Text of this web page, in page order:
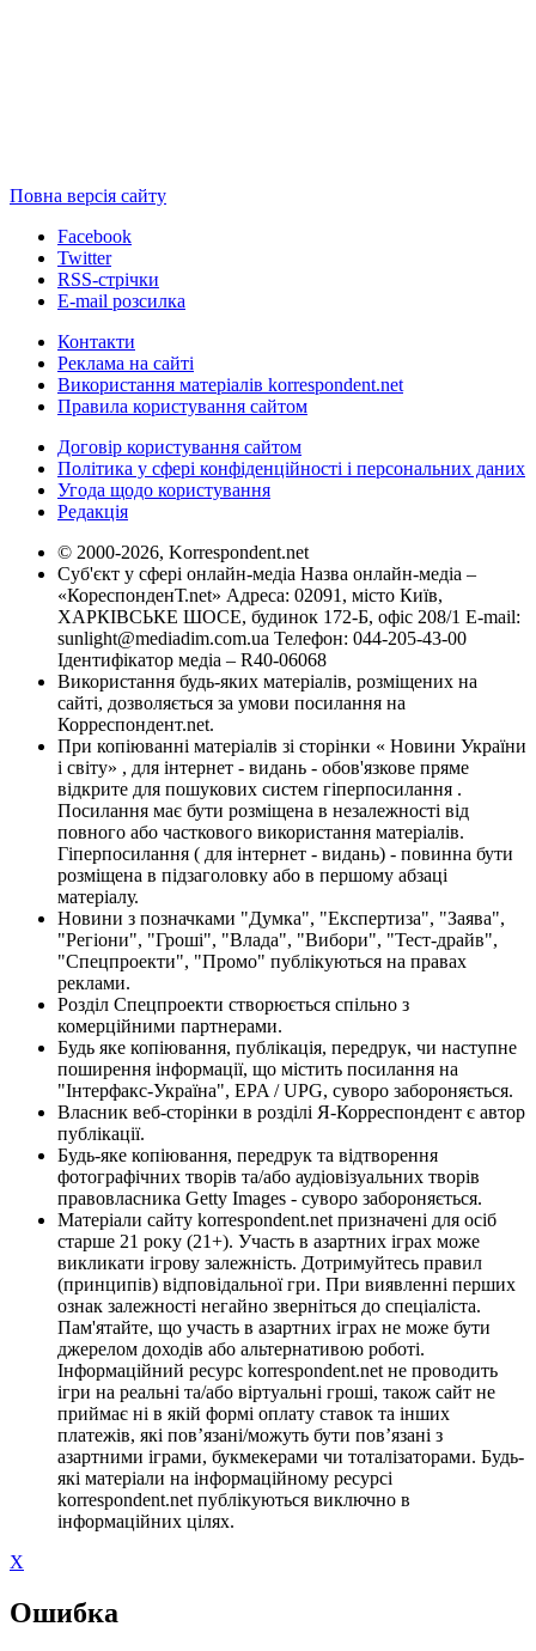
Повна версія сайту
Facebook
Twitter
RSS-стрічки
E-mail розсилка
Контакти
Реклама на сайті
Використання матеріалів korrespondent.net
Правила користування сайтом
Договір користування сайтом
Політика у сфері конфіденційності і персональних даних
Угода щодо користування
Редакція
© 2000-2026, Korrespondent.net
Суб'єкт у сфері онлайн-медіа Назва онлайн-медіа –
«КореспонденТ.net» Адреса: 02091, місто Київ,
ХАРКІВСЬКЕ ШОСЕ, будинок 172-Б, офіс 208/1 E-mail:
sunlight@mediadim.com.ua Телефон: 044-205-43-00
Ідентифікатор медіа – R40-06068
Використання будь-яких матеріалів, розміщених на
сайті, дозволяється за умови посилання на
Корреспондент.net.
При копіюванні матеріалів зі сторінки « Новини України
і світу» , для інтернет - видань - обов'язкове пряме
відкрите для пошукових систем гіперпосилання .
Посилання має бути розміщена в незалежності від
повного або часткового використання матеріалів.
Гіперпосилання ( для інтернет - видань) - повинна бути
розміщена в підзаголовку або в першому абзаці
матеріалу.
Новини з позначками "Думка", "Експертиза", "Заява",
"Регіони", "Гроші", "Влада", "Вибори", "Тест-драйв",
"Спецпроекти", "Промо" публікуються на правах
реклами.
Розділ Спецпроекти створюється спільно з
комерційними партнерами.
Будь яке копіювання, публікація, передрук, чи наступне
поширення інформації, що містить посилання на
"Інтерфакс-Україна", EPA / UPG, суворо забороняється.
Власник веб-сторінки в розділі Я-Корреспондент є автор
публікації.
Будь-яке копіювання, передрук та відтворення
фотографічних творів та/або аудіовізуальних творів
правовласника Getty Images - суворо забороняється.
Матеріали сайту korrespondent.net призначені для осіб
старше 21 року (21+). Участь в азартних іграх може
викликати ігрову залежність. Дотримуйтесь правил
(принципів) відповідальної гри. При виявленні перших
ознак залежності негайно зверніться до спеціаліста.
Пам'ятайте, що участь в азартних іграх не може бути
джерелом доходів або альтернативою роботі.
Інформаційний ресурс korrespondent.net не проводить
ігри на реальні та/або віртуальні гроші, також сайт не
приймає ні в якій формі оплату ставок та інших
платежів, які пов’язані/можуть бути пов’язані з
азартними іграми, букмекерами чи тоталізаторами. Будь-
які матеріали на інформаційному ресурсі
korrespondent.net публікуються виключно в
інформаційних цілях.
X
Ошибка